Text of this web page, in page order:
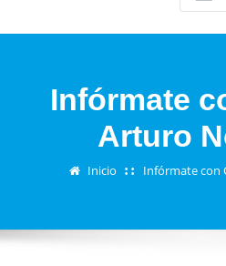
Infórmate
Arturo
Inicio Infórmate con